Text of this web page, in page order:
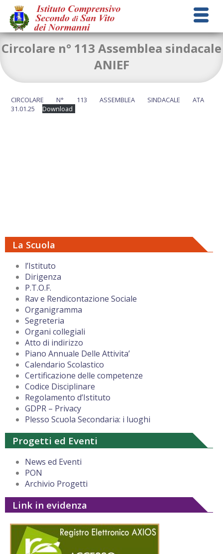
La Scuola
l’Istituto
Dirigenza
P.T.O.F.
Rav e Rendicontazione Sociale
Organigramma
Segreteria
Organi collegiali
Atto di indirizzo
Piano Annuale Delle Attivita’
Calendario Scolastico
Certificazione delle competenze
Codice Disciplinare
Regolamento d’Istituto
GDPR – Privacy
Plesso Scuola Secondaria: i luoghi
Progetti ed Eventi
News ed Eventi
PON
Archivio Progetti
Link in evidenza
Circolare n° 113 Assemblea sindacale
ANIEF
CIRCOLARE N° 113 ASSEMBLEA SINDACALE ATA
31.01.25
Download